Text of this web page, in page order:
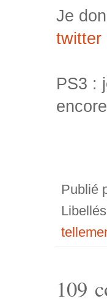
Je
twitter
PS3 :
Publié
109